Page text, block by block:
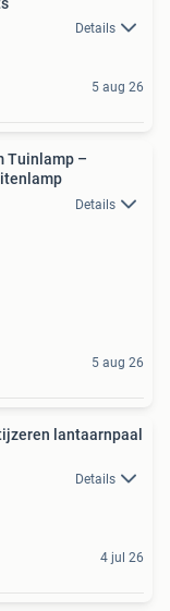
Details
5 aug 26
Tuinlamp –
Details
5 aug 26
lantaarnpaal
Details
4 jul 26